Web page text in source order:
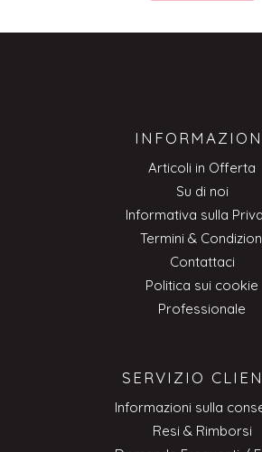
Articoli in Offerta
Su di noi
Informativa sulla
Termini &
Contattaci
Politica sui cookie
Professionale
SERVIZIO
Informazioni sulla
Resi & Rimborsi